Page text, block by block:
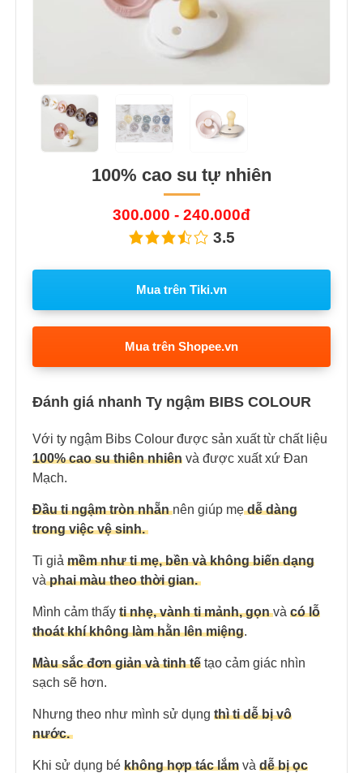
100% cao su tự nhiên
300.000 - 240.000đ
3.5
Mua trên Tiki.vn
Mua trên Shopee.vn
Đánh giá nhanh Ty ngậm BIBS COLOUR
Với ty ngậm Bibs Colour được sản xuất từ chất liệu
100% cao su thiên nhiên và được xuất xứ Đan
Mạch.
Đầu ti ngậm tròn nhẵn nên giúp mẹdễ dàng
trong việc vệ sinh.
Ti giả mềm như ti mẹ, bền và không biến dạng
vàphai màu theo thời gian.
Mình cảm thấy ti nhẹ, vành ti mảnh, gọn và có lỗ
thoát khí không làm hằn lên miệng.
Màu sắc đơn giản và tinh tế tạo cảm giác nhìn
sạch sẽ hơn.
Nhưng theo như mình sử dụng thì ti dễ bị vô
nước.
Khi sử dụng bé không hợp tác lắm và dễ bị ọc